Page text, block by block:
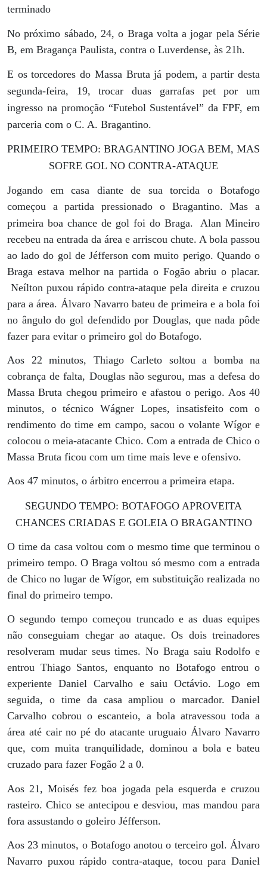
terminado
No próximo sábado, 24, o Braga volta a jogar pela Série
B, em Bragança Paulista, contra o Luverdense, às 21h.
E os torcedores do Massa Bruta já podem, a partir desta
segunda-feira, 19, trocar duas garrafas pet por um
ingresso na promoção “Futebol Sustentável” da FPF, em
parceria com o C. A. Bragantino.
PRIMEIRO TEMPO: BRAGANTINO JOGA BEM, MAS
SOFRE GOL NO CONTRA-ATAQUE
Jogando em casa diante de sua torcida o Botafogo
começou a partida pressionado o Bragantino. Mas a
primeira boa chance de gol foi do Braga.
Alan Mineiro
recebeu na entrada da área e arriscou chute. A bola passou
ao lado do gol de Jéfferson com muito perigo. Quando o
Braga estava melhor na partida o Fogão abriu o placar.
Neílton puxou rápido contra-ataque pela direita e cruzou
para a área. Álvaro Navarro bateu de primeira e a bola foi
no ângulo do gol defendido por Douglas, que nada pôde
fazer para evitar o primeiro gol do Botafogo.
Aos 22 minutos, Thiago Carleto soltou a bomba na
cobrança de falta, Douglas não segurou, mas a defesa do
Massa Bruta chegou primeiro e afastou o perigo. Aos 40
minutos, o técnico Wágner Lopes, insatisfeito com o
rendimento do time em campo, sacou o volante Wígor e
colocou o meia-atacante Chico. Com a entrada de Chico o
Massa Bruta ficou com um time mais leve e ofensivo.
Aos 47 minutos, o árbitro encerrou a primeira etapa.
SEGUNDO TEMPO: BOTAFOGO APROVEITA
CHANCES CRIADAS E GOLEIA O BRAGANTINO
O time da casa voltou com o mesmo time que terminou o
primeiro tempo. O Braga voltou só mesmo com a entrada
de Chico no lugar de Wígor, em substituição realizada no
final do primeiro tempo.
O segundo tempo começou truncado e as duas equipes
não conseguiam chegar ao ataque. Os dois treinadores
resolveram mudar seus times. No Braga saiu Rodolfo e
entrou Thiago Santos, enquanto no Botafogo entrou o
experiente Daniel Carvalho e saiu Octávio. Logo em
seguida, o time da casa ampliou o marcador. Daniel
Carvalho cobrou o escanteio, a bola atravessou toda a
área até cair no pé do atacante uruguaio Álvaro Navarro
que, com muita tranquilidade, dominou a bola e bateu
cruzado para fazer Fogão 2 a 0.
Aos 21, Moisés fez boa jogada pela esquerda e cruzou
rasteiro. Chico se antecipou e desviou, mas mandou para
fora assustando o goleiro Jéfferson.
Aos 23 minutos, o Botafogo anotou o terceiro gol. Álvaro
Navarro puxou rápido contra-ataque, tocou para Daniel